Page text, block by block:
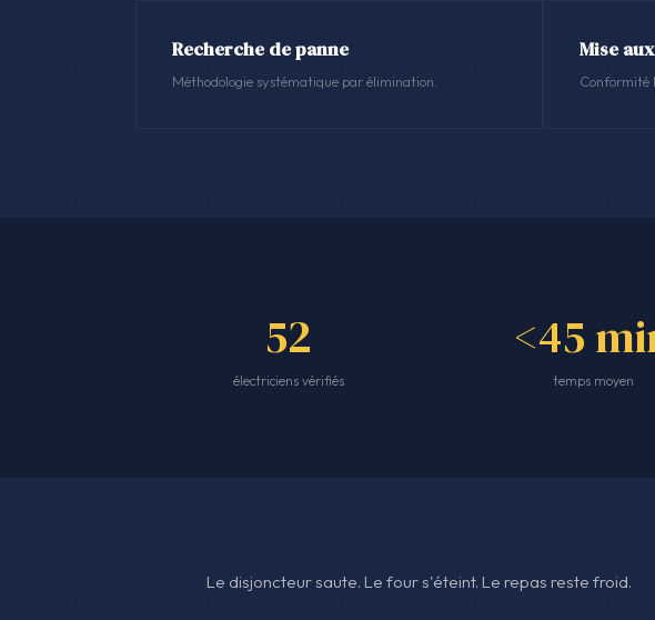
Recherche de panne
Méthodologie systématique par élimination.
Mise
Conformité
52
électriciens vérifiés
<45
temps moyen
Le disjoncteur saute. Le four s'éteint. Le repas reste froid.